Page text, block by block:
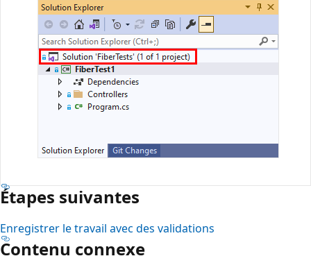
Étapes suivantes
Enregistrer le travail avec des validations
Contenu connexe